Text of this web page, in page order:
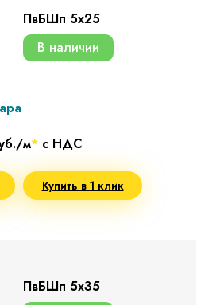
ПвБШп 5х25
В наличии
м* с НДС
Купить в 1 клик
ПвБШп 5х35